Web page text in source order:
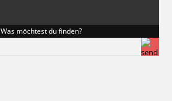
Was möchtest du finden?